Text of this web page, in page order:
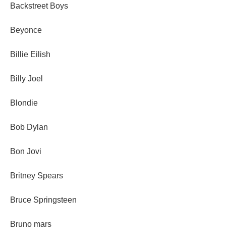
Backstreet Boys
Beyonce
Billie Eilish
Billy Joel
Blondie
Bob Dylan
Bon Jovi
Britney Spears
Bruce Springsteen
Bruno mars